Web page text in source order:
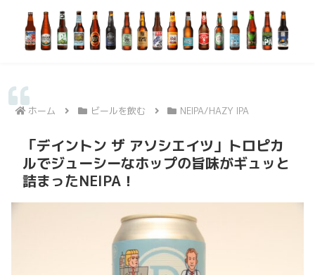
ホーム ビールを飲む NEIPA/HAZY IPA
「デイントン ザ アソシエイツ」トロピカ
ルでジューシーなホップの旨味がギュッと
詰まったNEIPA！